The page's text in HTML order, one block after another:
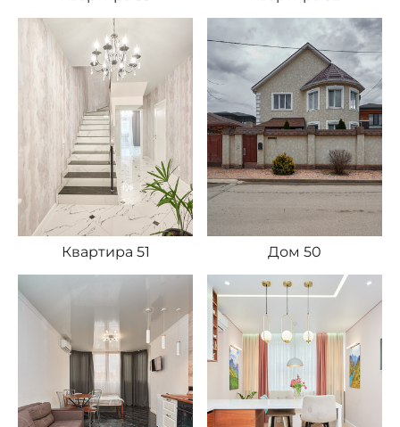
Квартира 51 Дом 50